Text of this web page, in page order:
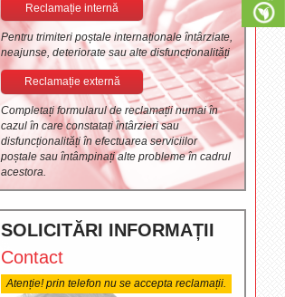
Reclamație internă
Pentru trimiteri poștale internaționale întârziate,
neajunse, deteriorate sau alte disfuncționalități
Reclamație externă
Completați formularul de reclamații numai în
cazul în care constatați întârzieri sau
disfuncționalități în efectuarea serviciilor
poștale sau întâmpinați alte probleme în cadrul
acestora.
SOLICITĂRI INFORMAȚII
Contact
Atenție! prin telefon nu se accepta reclamații.